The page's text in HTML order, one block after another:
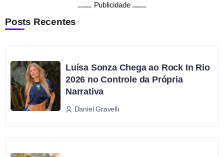
Publicidade
Posts Recentes
Luísa Sonza Chega ao Rock In Rio
2026 no Controle da Própria
Narrativa
Daniel Gravelli